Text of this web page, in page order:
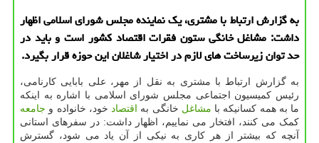
به گزارش ارتباط با مشتری، یک نماینده مجلس شورای اسلامی اظهار
داشت: مشاغل خانگی ستون فقرات اقتصاد کشور است و باید در
حد توان زیرساخت های لازم در اختیار شاغلان این حوزه قرار بگیرد.
به گزارش ارتباط با مشتری به نقل از مهر، علی بابایی کارنامی،
رئیس کمیسیون اجتماعی مجلس شورای اسلامی با اشاره به اینکه
ما به همه کسانیکه با مشاغل خانگی به اقتصاد خود، خانواده و جامعه
کمک می کنند، افتخار می نماییم، اظهار داشت: در سفرهای استانی
آنچه که بیشتر از هر کاری به نیکی از آن یاد می شود، گسترش